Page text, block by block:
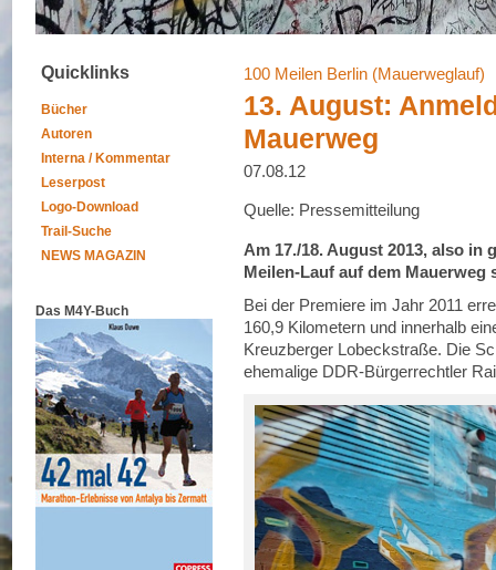
Quicklinks
Bücher
Autoren
Interna / Kommentar
Leserpost
Logo-Download
Trail-Suche
NEWS MAGAZIN
Das M4Y-Buch
100 Meilen Berlin (Mauerweglauf)
13. August:
Mauerweg
07.08.12
Quelle: Pressemitteilung
Am 17./18. August 2013, also in
Meilen-Lauf auf dem Mauerweg
Bei der Premiere im Jahr 2011
160,9 Kilometern und innerhalb
Kreuzberger Lobeckstraße. Die
ehemalige DDR-Bürgerrechtler